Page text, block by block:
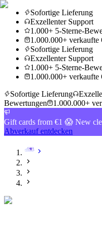
Sofortige Lieferung
Exzellenter Support
1.000+ 5-Sterne-
1.000.000+ verkaufte
Sofortige Lieferung
Exzellenter Support
1.000+ 5-Sterne-
1.000.000+ verkaufte
Sofortige Lieferung
Bewertungen
1.000.000+
Gift cards from €1 😱 New
Abverkauf entdecken